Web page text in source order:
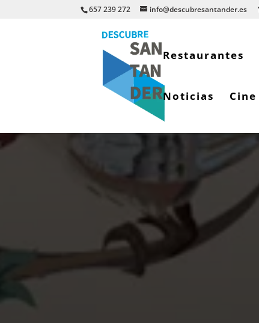
657 239 272 info@descubresantander.es
Restaurantes
Noticias Cine